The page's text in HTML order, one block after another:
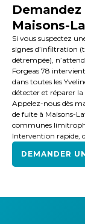
Maisons-
Si vous suspectez
signes d’infiltration
détrempée),
Forgeas 78
dans toutes les
détecter et réparer
Appelez-nous dès
de fuite à Maisons-
communes
Intervention rapide,
DEMANDER